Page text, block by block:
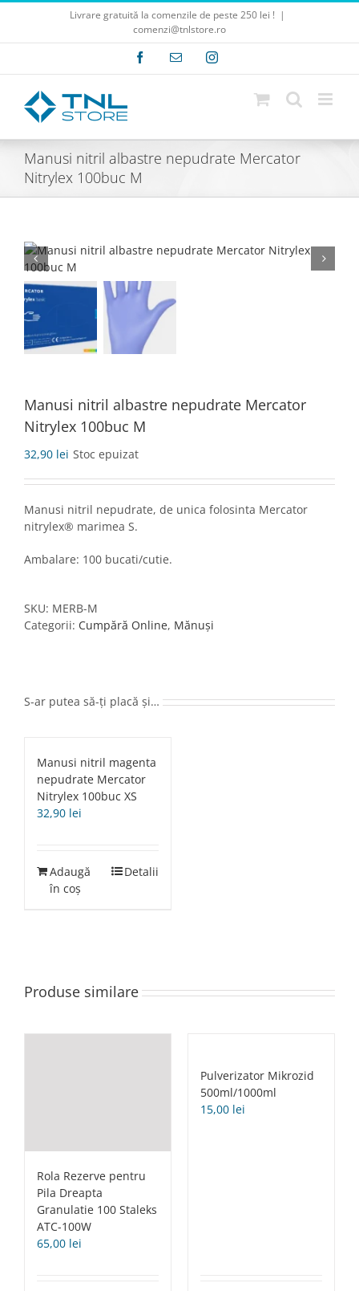
Skip
content
Livrare gratuită la comenzile de peste 250 lei ! |
comenzi@tnlstore.ro
Facebook
E-
Instagram
Manusi nitril albastre nepudrate Mercator
Nitrylex 100buc M
Manusi nitril albastre nepudrate Mercator
Nitrylex 100buc M
32,90 lei Stoc epuizat
Manusi nitril nepudrate, de unica folosinta Mercator
nitrylex® marimea S.
Ambalare: 100 bucati/cutie.
SKU: MERB-M
Categorii: Cumpără Online, Mănuși
S-ar putea să-ți placă și…
Manusi nitril magenta
nepudrate Mercator
Nitrylex 100buc XS
32,90 lei
Adaugă
în coș
Detalii
Produse similare
Rola Rezerve pentru
Pila Dreapta
Granulatie 100 Staleks
ATC-100W
65,00 lei
Pulverizator Mikrozid
500ml/1000ml
15,00 lei